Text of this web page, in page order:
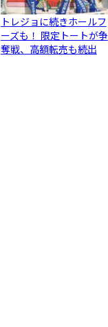
トレジョに続きホールフ
ーズも！ 限定トートが争
奪戦、高額転売も続出